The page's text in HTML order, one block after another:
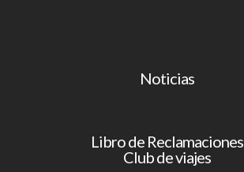
Noticias
Libro de Reclamaciones
Club de viajes